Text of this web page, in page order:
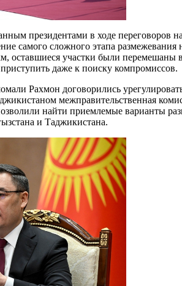
президентами в ходе переговоров
самого сложного этапа
оставшиеся участки были
даже к поиску компромиссов.
Рахмон договорились
межправительственная
найти приемлемые варианты
и Таджикистана.